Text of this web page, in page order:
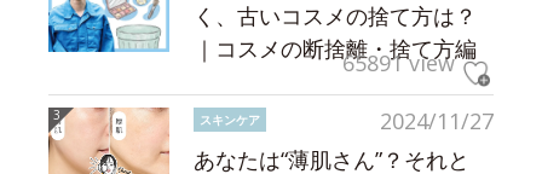
く、古いコスメの捨て方は？
｜コスメの断捨離・捨て方編
65891 view
2024/11/27
スキンケア
あなたは“薄肌さん”？それと